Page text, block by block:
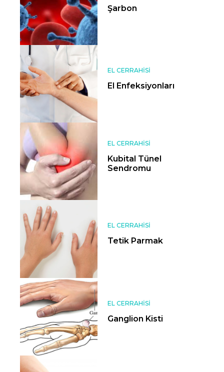
Şarbon
EL CERRAHISI
El Enfeksiyonları
EL CERRAHISI
Kubital Tünel
Sendromu
EL CERRAHISI
Tetik Parmak
EL CERRAHISI
Ganglion Kisti